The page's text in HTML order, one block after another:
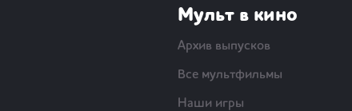
Мульт в кино
Архив выпусков
Все мультфильмы
Наши игры